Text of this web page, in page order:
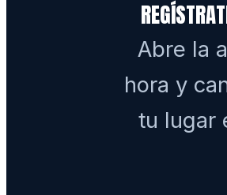
Abre la
hora y
tu lugar